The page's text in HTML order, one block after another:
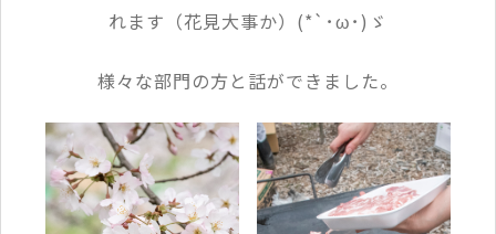
れます（花見大事か）(*`･ω･)ゞ
様々な部門の方と話ができました。